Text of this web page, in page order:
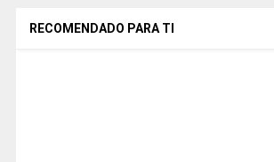
RECOMENDADO PARA TI